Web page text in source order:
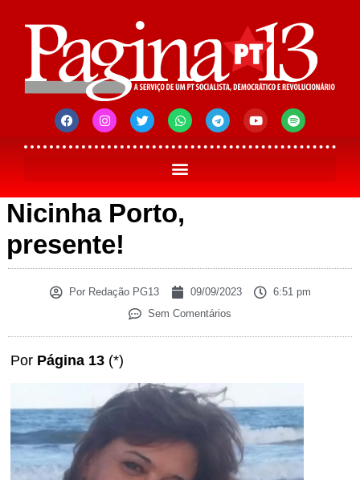
Nicinha Porto,
presente!
PorRedação PG13 09/09/2023
6:51 pm
Sem Comentários
Por Página 13 (*)